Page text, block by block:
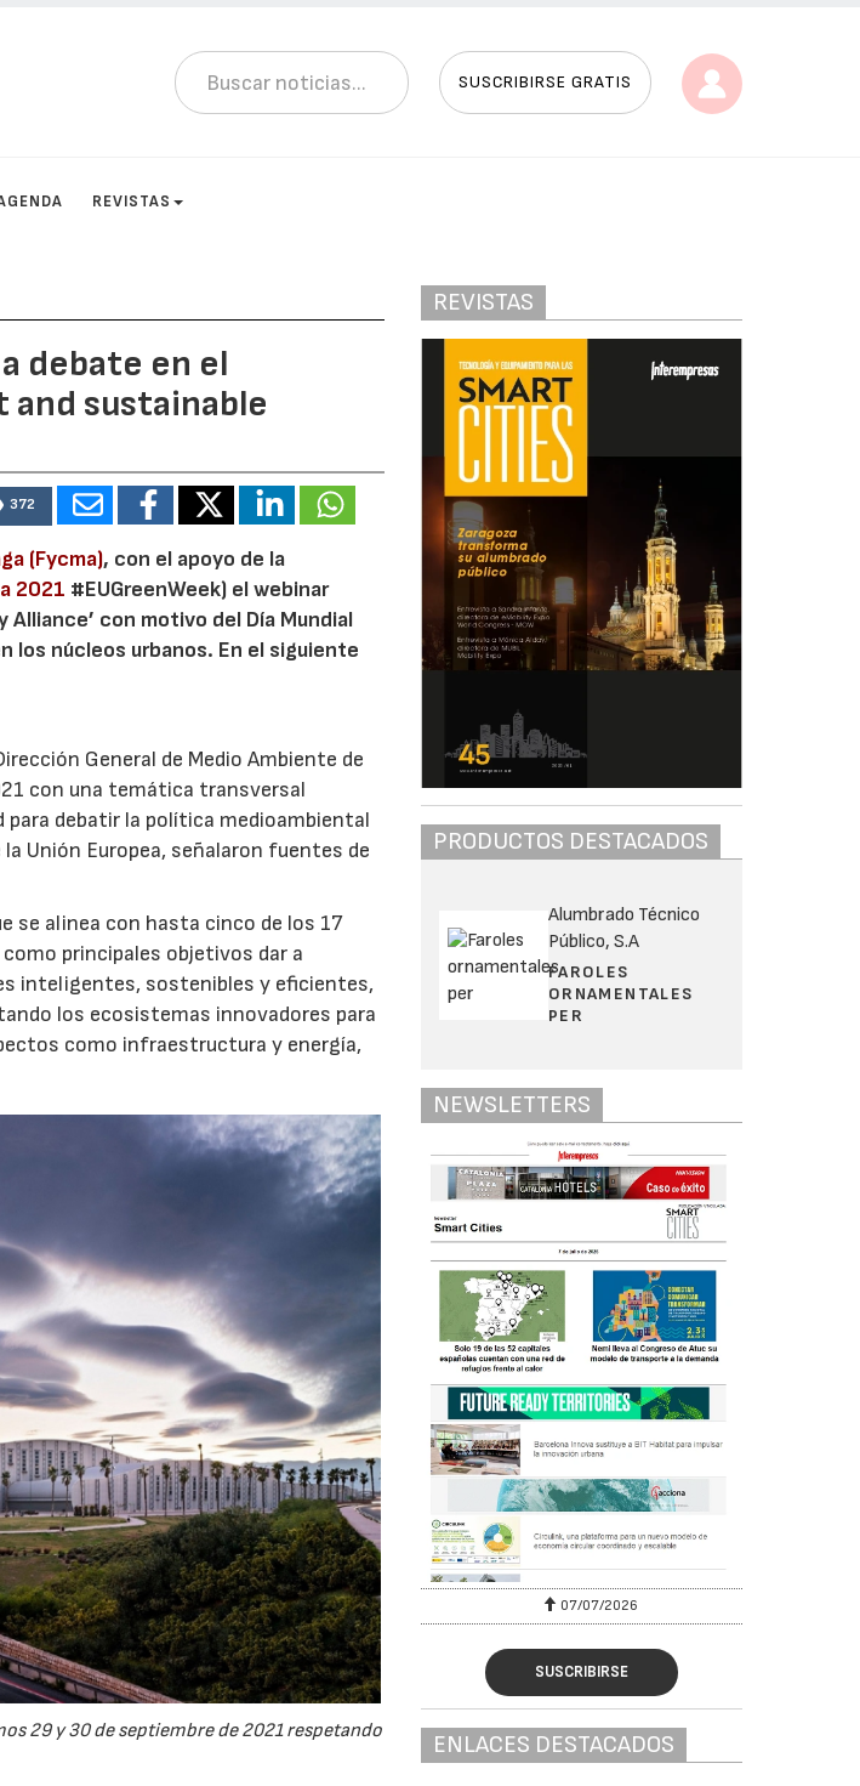
SUSCRIBIRSE GRATIS
REVISTAS
debate en el
sustainable
372
(Fycma), con el apoyo de la
2021 #EUGreenWeek) el webinar
con motivo del Día Mundial
los núcleos urbanos. En el siguiente
General de Medio Ambiente de
con una temática transversal
para debatir la política medioambiental
Unión Europea, señalaron fuentes de
se alinea con hasta cinco de los 17
principales objetivos dar a
inteligentes, sostenibles y eficientes,
los ecosistemas innovadores para
como infraestructura y energía,
29 y 30 de septiembre de 2021 respetando
REVISTAS
PRODUCTOS DESTACADOS
Alumbrado Técnico
Público, S.A
FAROLES
ORNAMENTALES
PER
NEWSLETTERS
21/07/2026 07/07/2026
SUSCRIBIRSE
ENLACES DESTACADOS